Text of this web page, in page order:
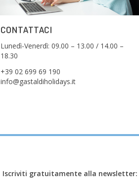
CONTATTACI
Lunedì-Venerdì: 09.00 – 13.00 / 14.00 –
18.30
+39 02 699 69 190
info@gastaldiholidays.it
Iscriviti gratuitamente alla newsletter: